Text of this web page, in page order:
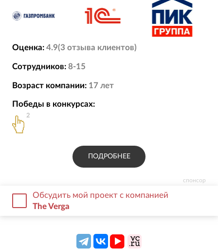
спонсор
Оценка: 4.9(3 отзыва клиентов)
Сотрудников: 8-15
Возраст компании: 17 лет
Победы в конкурсах:
2
ПОДРОБНЕЕ
Обсудить мой проект с компанией
The Verga